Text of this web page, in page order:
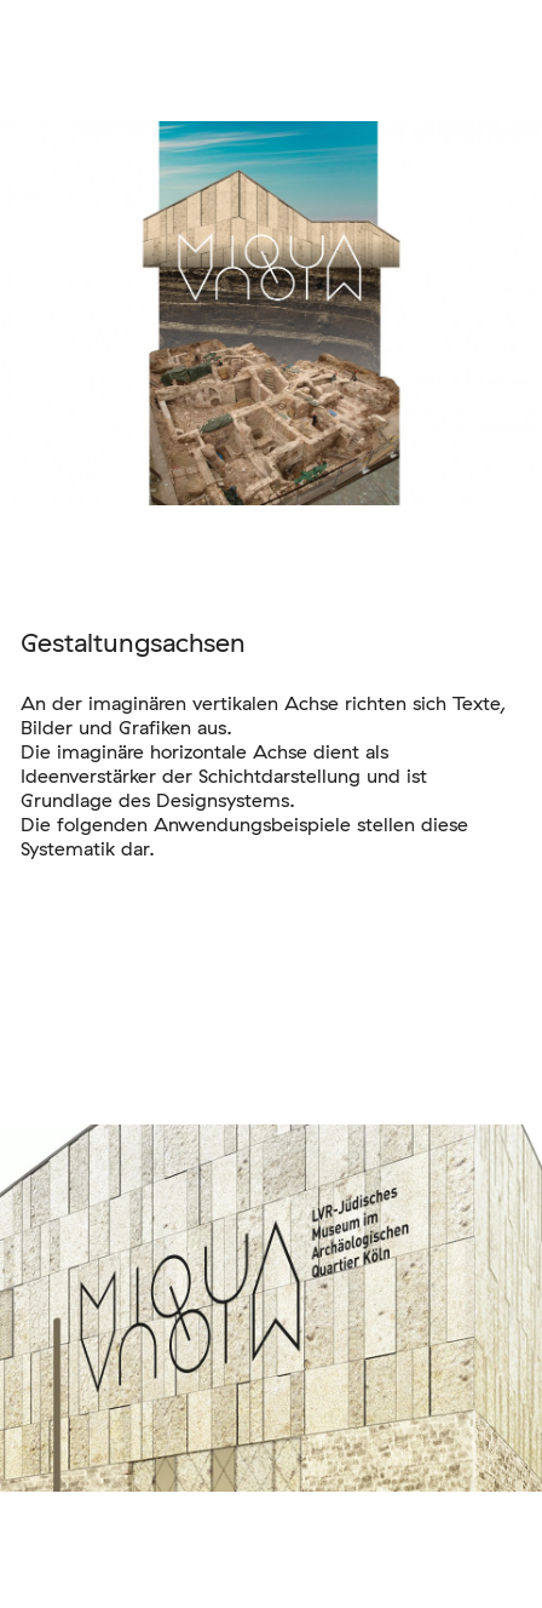
Gestaltungsachsen
An der imaginären vertikalen Achse richten sich Texte,
Bilder und Grafiken aus.
Die imaginäre horizontale Achse dient als
Ideenverstärker der Schichtdarstellung und ist
Grundlage des Designsystems.
Die folgenden Anwendungsbeispiele stellen diese
Systematik dar.